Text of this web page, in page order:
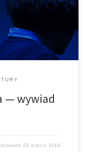
studia aktorskiego STA.
— wywiad
23 marca 2018